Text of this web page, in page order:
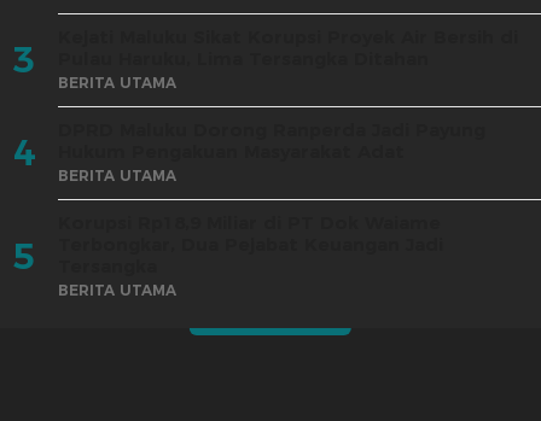
3 BERITA UTAMA
4 BERITA UTAMA
5
BERITA UTAMA